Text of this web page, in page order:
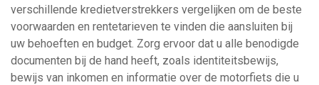
verschillende kredietverstrekkers vergelijken om de beste
voorwaarden en rentetarieven te vinden die aansluiten bij
uw behoeften en budget. Zorg ervoor dat u alle benodigde
documenten bij de hand heeft, zoals identiteitsbewijs,
bewijs van inkomen en informatie over de motorfiets die u